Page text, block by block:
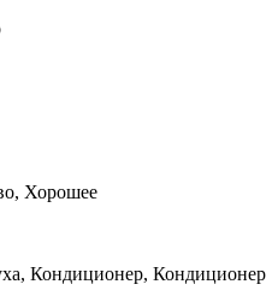
Хорошее
Кондиционер, Кондиционер